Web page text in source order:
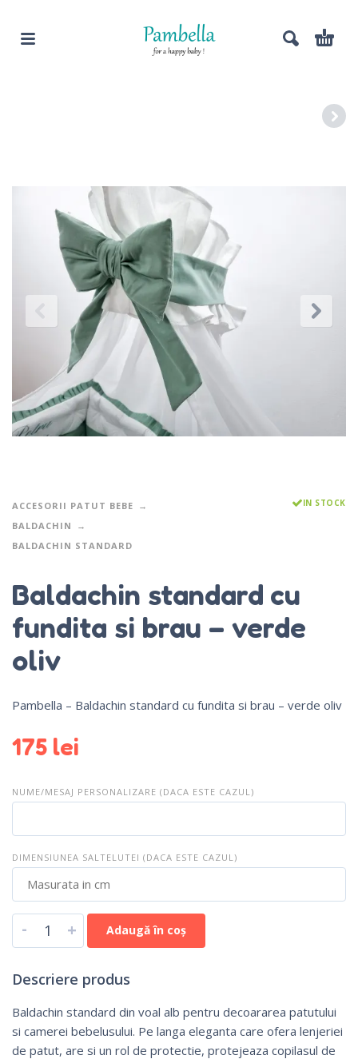
ACCESORII PATUT BEBE
BALDACHIN
BALDACHIN STANDARD
IN STOCK
Baldachin standard cu
fundita si brau – verde
oliv
Pambella – Baldachin standard cu fundita si brau – verde oliv
175 lei
NUME/MESAJ PERSONALIZARE (DACA ESTE CAZUL)
DIMENSIUNEA SALTELUTEI (DACA ESTE CAZUL)
- + Adaugă în coș
Descriere produs
Baldachin standard din voal alb pentru decoararea patutului
si camerei bebelusului. Pe langa eleganta care ofera lenjeriei
de patut, are si un rol de protectie, protejeaza copilasul de